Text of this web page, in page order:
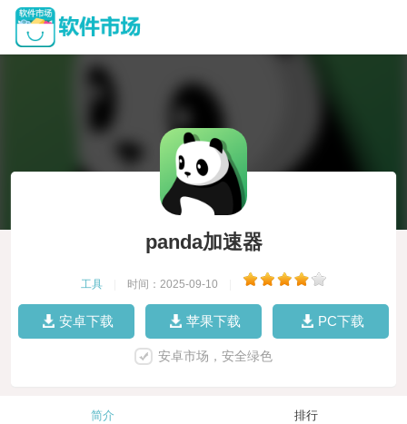
panda加速器
工具 时间：2025-09-10
安卓下载 苹果下载 PC下载
安卓市场，安全绿色
简介 排行